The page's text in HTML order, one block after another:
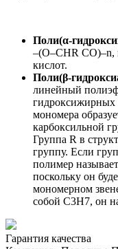
Поли(α-
–(O–CHR CO)–n,
кислот.
Поли(β-
линейный
гидроксижирных
мономера
карбоксильной
Группа R в
группу. Если
полимер
поскольку он
мономерном
собой C3H7, он
Гарантия качества